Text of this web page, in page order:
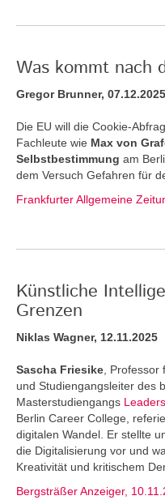
Was kommt nach
Gregor Brunner, 07.12.2025
Die EU will die Cookie-
Fachleute wie Max von
Selbstbestimmung am
dem Versuch Gefahren für
Frankfurter Allgemeine
Künstliche
Grenzen
Niklas Wagner, 12.11.2025
Sascha Friesike ,
und Studiengangsleiter des
Masterstudiengangs
Berlin Career College,
digitalen Wandel. Er stellte
die Digitalisierung vor und
Kreativität und kritischem
Bergsträßer Anzeiger,